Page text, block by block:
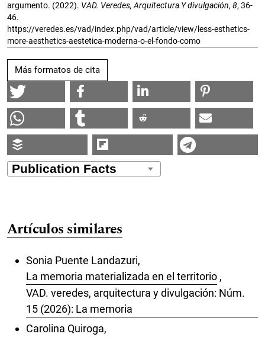
argumento. (2022). VAD. Veredes, Arquitectura Y divulgación, 8, 36-
46.
https://veredes.es/vad/index.php/vad/article/view/less-esthetics-
more-aesthetics-aestetica-moderna-o-el-fondo-como
Más formatos de cita
Artículos similares
Sonia Puente Landazuri,
La memoria materializada en el territorio ,
VAD. veredes, arquitectura y divulgación: Núm.
15 (2026): La memoria
Carolina Quiroga,